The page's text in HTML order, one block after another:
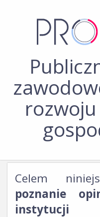
rozwoju
Celem
poznanie
instytucji